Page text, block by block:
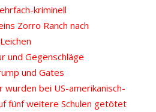
kriminell
Zorro Ranch nach
und Gegenschläge
und Gates
bei US-amerikanisch-
fünf weitere Schulen getötet